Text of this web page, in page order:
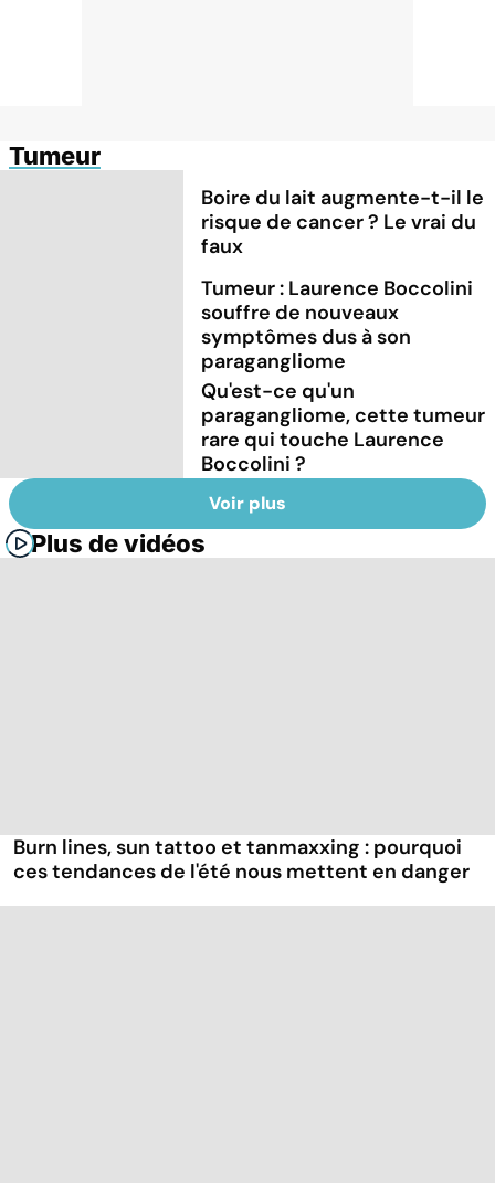
Tumeur
Boire du lait augmente-t-il le
risque de cancer ? Le vrai du
faux
Tumeur : Laurence Boccolini
souffre de nouveaux
symptômes dus à son
paragangliome
Qu'est-ce qu'un
paragangliome, cette tumeur
rare qui touche Laurence
Boccolini ?
Voir plus
Plus de vidéos
Burn lines, sun tattoo et tanmaxxing : pourquoi
ces tendances de l'été nous mettent en danger